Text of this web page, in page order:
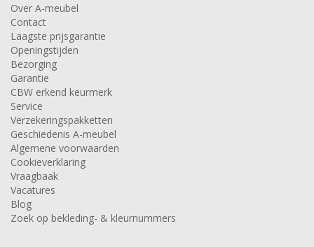
Over A-meubel
Contact
Laagste prijsgarantie
Openingstijden
Bezorging
Garantie
CBW erkend keurmerk
Service
Verzekeringspakketten
Geschiedenis A-meubel
Algemene voorwaarden
Cookieverklaring
Vraagbaak
Vacatures
Blog
Zoek op bekleding- & kleurnummers